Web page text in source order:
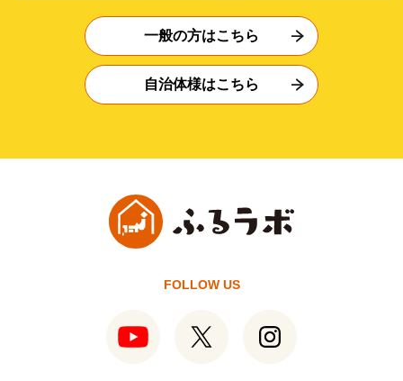
一般の方はこちら
自治体様はこちら
FOLLOW US